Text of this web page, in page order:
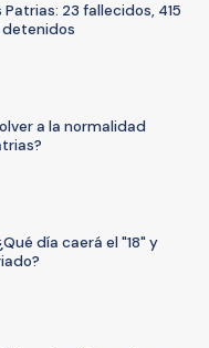
23 fallecidos, 415
a la normalidad
día caerá el "18" y